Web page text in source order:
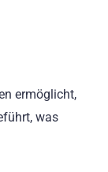
ermöglicht,
was